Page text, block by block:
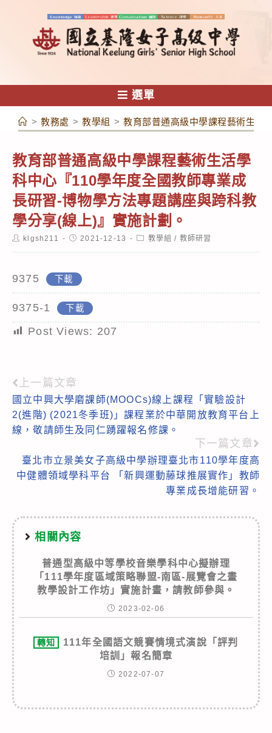
容
選單
> 教務處 > 教學組 > 教育部普通高級中學課程藝術生活
教育部普通高級中學課程藝術生活學
科中心『110學年度全國教師專業成
長研習-博物學方法專題講座與跨科教
學分享(線上)』實施計劃。
Postklgsh211
Post2021-12-13
Post教學組 / 教師研習
9375 下載
9375-1 下載
Post Views: 207
Read
more
articles
上一篇文章
國立中興大學磨課師(MOOCs)線上課程「實驗設計
2(進階) (2021冬季班)」課程業於中華開放教育平台上
線，敬請師生及同仁踴躍報名修課。
下一篇文章
臺北市立景美女子高級中學辦理臺北市110學年度高
中健體領域學科平台 「新興運動藤球推展實作」教師
專業成長增能研習。
相關內容
普通型高級中等學校音樂學科中心擬辦理
「111學年度區域策略聯盟-南區-展覽會之畫
教學設計工作坊」實施計畫，請教師參與。
2023-02-06
轉知
111年全國語文競賽情境式演說「評判
培訓」報名簡章
2022-07-07